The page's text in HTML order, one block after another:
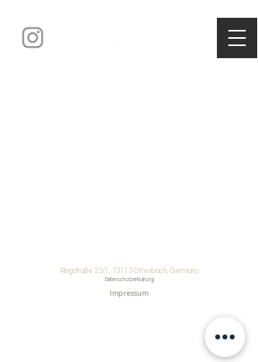
Ringstraße 23/1, 73113 Ottenbach, Germany
Datenschutzerklärung
Impressum